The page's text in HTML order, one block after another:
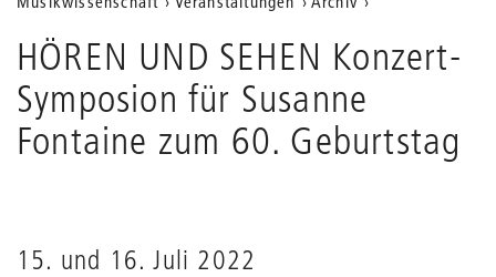
der
Webseite
HÖREN UND SEHEN Konzert-
Symposion für Susanne
Fontaine zum 60. Geburtstag
15. und 16. Juli 2022